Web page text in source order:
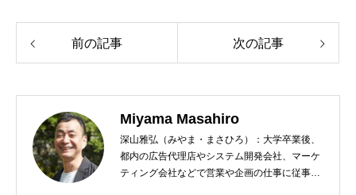
前の記事 次の記事
Miyama Masahiro
深山雅弘（みやま・まさひろ）：大学卒業後、
都内の広告代理店やシステム開発会社、マーケ
ティング会社などで営業や企画の仕事に従事。